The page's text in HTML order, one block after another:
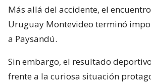
Más allá del accidente, el
Uruguay Montevideo terminó
a Paysandú.
Sin embargo, el resultado
frente a la curiosa situación